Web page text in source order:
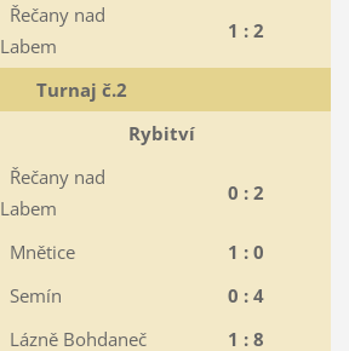
Řečany nad
Labem
1 : 2
Turnaj č.2
Rybitví
Řečany nad
Labem
0 : 2
Mnětice
1 : 0
Semín
0 : 4
Lázně Bohdaneč
1 : 8